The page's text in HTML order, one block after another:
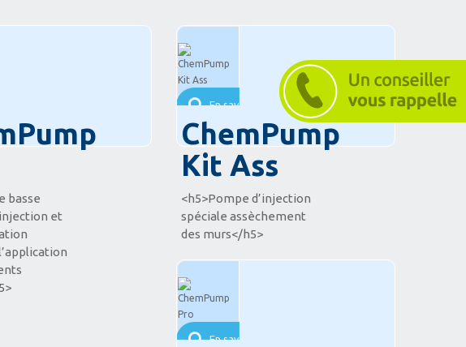
plus
basse
et
En savoir plus
ChemPump
Kit Ass
<h5>Pompe d’injection
spéciale assèchement
des murs</h5>
En savoir plus